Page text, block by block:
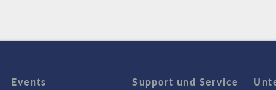
Events Support und Service